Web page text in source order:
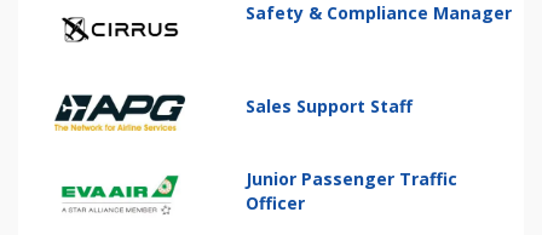
Safety & Compliance Manager
Sales Support Staff
Junior Passenger Traffic
Officer